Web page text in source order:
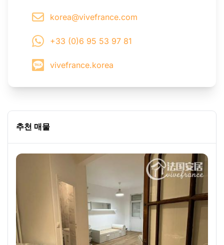
korea@vivefrance.com
+33 (0)6 95 53 97 81
vivefrance.korea
추천 매물